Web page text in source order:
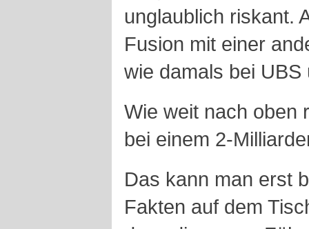
unglaublich riskant.
Fusion mit einer
wie damals bei
Wie weit nach oben
bei einem 2-
Das kann man erst
Fakten auf dem